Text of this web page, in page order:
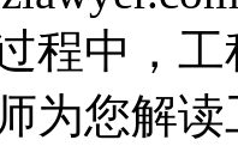
程中，
为您解